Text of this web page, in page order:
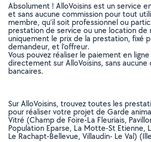
Absolument ! AlloVoisins est un service
et sans aucune commission pour tout
membre, qu’il soit professionnel ou
prestation de service ou une location de
uniquement le prix de la prestation, fixé
demandeur, et l’offreur.
Vous pouvez réaliser le paiement en
directement sur AlloVoisins, sans aucune
bancaires.
Sur AlloVoisins, trouvez toutes les
pour réaliser votre projet de Garde
Vitré (Champ de Foire-La Fleuriais,
Population Eparse, La Motte-St Etienne,
Le Rachapt-Bellevue, Villaudin- Le Val)